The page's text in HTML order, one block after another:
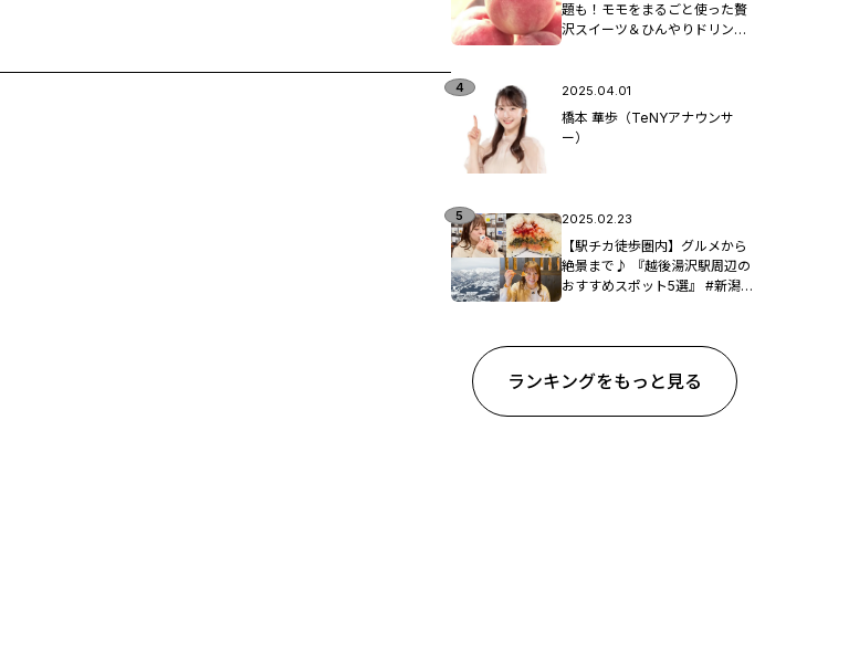
題も！モモをまるごと使った贅
沢スイーツ＆ひんやりドリンク /
2025.04.01
橋本 華歩（TeNYアナウンサ
ー）
2025.02.23
【駅チカ徒歩圏内】グルメから
絶景まで♪ 『越後湯沢駅周辺の
おすすめスポット5選』 #新潟観
ランキングをもっと見る